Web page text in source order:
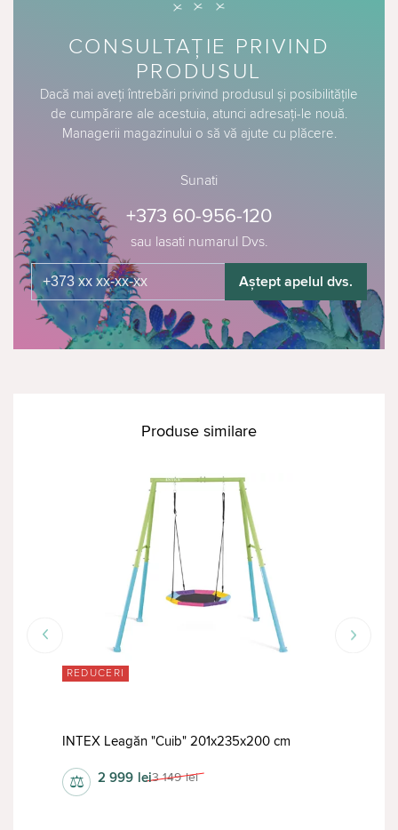
CONSULTAȚIE PRIVIND
PRODUSUL
Dacă mai aveți întrebări privind produsul și posibilitățile
de cumpărare ale acestuia, atunci adresați-le nouă.
Managerii magazinului o să vă ajute cu plăcere.
Sunati
sau lasati numarul Dvs.
+373 60-956-120
Aștept apelul dvs.
Produse similare
REDUCERI
INTEX Leagăn "Cuib" 201x235x200 cm
3 149 lei
2 999 lei
⚖